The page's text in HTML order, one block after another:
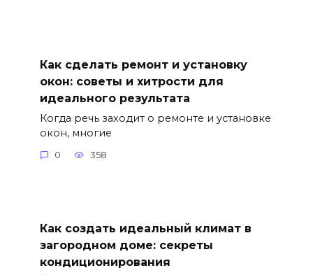
Как сделать ремонт и установку
окон: советы и хитрости для
идеального результата
Когда речь заходит о ремонте и установке
окон, многие
0 358
Как создать идеальный климат в
загородном доме: секреты
кондиционирования